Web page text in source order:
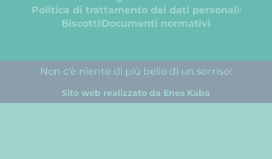
Politica di trattamento dei dati personali
Biscotti Documenti normativi
Non c'è niente di più bello di un sorriso!
Sito web realizzato da Enes Kaba